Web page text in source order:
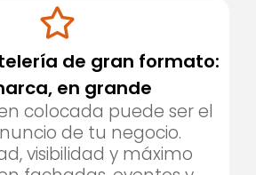
de gran formato:
en grande
colocada puede ser el
de tu negocio.
visibilidad y máximo